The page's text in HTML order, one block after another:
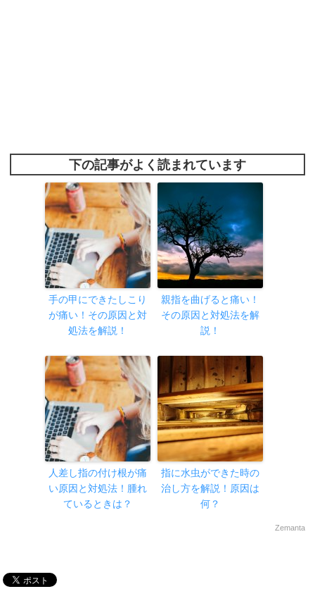
下の記事がよく読まれています
手の甲にできたしこり
が痛い！その原因と対
処法を解説！
親指を曲げると痛い！
その原因と対処法を解
説！
人差し指の付け根が痛
い原因と対処法！腫れ
ているときは？
指に水虫ができた時の
治し方を解説！原因は
何？
Zemanta